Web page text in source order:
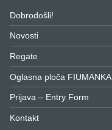
Dobrodošli!
Novosti
Regate
Oglasna ploča FIUMANKA
Prijava – Entry Form
Kontakt